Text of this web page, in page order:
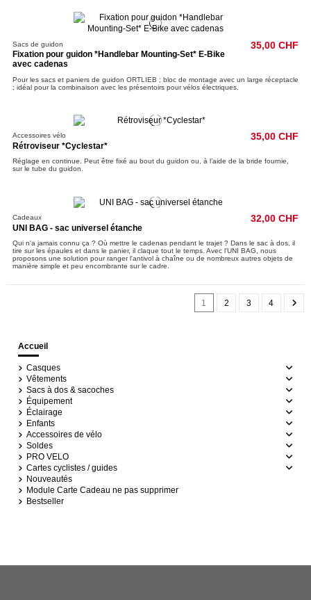
Sacs de guidon
Fixation pour guidon *Handlebar Mounting-Set* E-Bike
avec cadenas
35,00 CHF
Pour les sacs et paniers de guidon ORTLIEB ; bloc de montage avec un large réceptacle
; idéal pour la combinaison avec les présentoirs pour vélos électriques.
Accessoires vélo
Rétroviseur *Cyclestar*
35,00 CHF
Réglage en continue. Peut être fixé au bout du guidon ou, à l’aide de la bride fournie,
sur le tube du guidon.
Cadeaux
UNI BAG - sac universel étanche
32,00 CHF
Qui n'a jamais connu ça ? Où mettre le cadenas pendant le trajet ? Dans le sac à dos, il
tire sur les épaules et dans le panier, il claque tout le temps. Avec l'UNI BAG, nous
proposons une solution pour ranger l'antivol à chaîne ou de nombreux autres objets de
manière simple et peu encombrante sur le cadre.
1 2 3 4
Accueil
Casques
Vêtements
Sacs à dos & sacoches
Équipement
Éclairage
Enfants
Accessoires de vélo
Soldes
PRO VELO
Cartes cyclistes / guides
Nouveautés
Module Carte Cadeau ne pas supprimer
Bestseller